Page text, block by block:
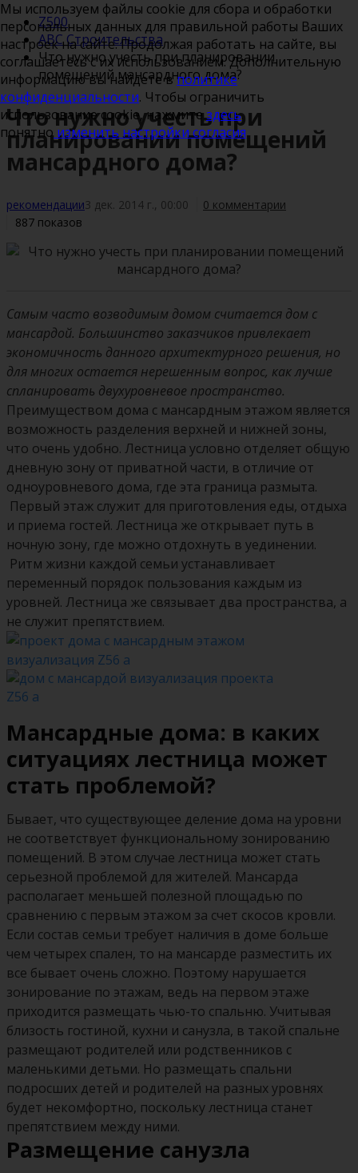
Z500
ABC Строительства
Что нужно учесть при планировании
помещений мансардного дома?
Что нужно учесть при
планировании помещений
мансардного дома?
рекомендации3 дек. 2014 г., 00:00
0 комментарии
887 показов
Самым часто возводимым домом считается дом с
мансардой. Большинство заказчиков привлекает
экономичность данного архитектурного решения, но
для многих остается нерешенным вопрос, как лучше
спланировать двухуровневое пространство.
Преимуществом дома с мансардным этажом является
возможность разделения верхней и нижней зоны,
что очень удобно. Лестница условно отделяет общую
дневную зону от приватной части, в отличие от
одноуровневого дома, где эта граница размыта.
Первый этаж служит для приготовления еды, отдыха
и приема гостей. Лестница же открывает путь в
ночную зону, где можно отдохнуть в уединении.
Ритм жизни каждой семьи устанавливает
переменный порядок пользования каждым из
уровней. Лестница же связывает два пространства, а
не служит препятствием.
Мансардные дома: в каких
ситуациях лестница может
стать проблемой?
Бывает, что существующее деление дома на уровни
не соответствует функциональному зонированию
помещений. В этом случае лестница может стать
серьезной проблемой для жителей. Мансарда
располагает меньшей полезной площадью по
сравнению с первым этажом за счет скосов кровли.
Если состав семьи требует наличия в доме больше
чем четырех спален, то на мансарде разместить их
все бывает очень сложно. Поэтому нарушается
зонирование по этажам, ведь на первом этаже
приходится размещать чью-то спальню. Учитывая
близость гостиной, кухни и санузла, в такой спальне
размещают родителей или родственников с
маленькими детьми. Но размещать спальни
подросших детей и родителей на разных уровнях
будет некомфортно, поскольку лестница станет
препятствием между ними.
Размещение санузла
Мы используем файлы cookie для сбора и обработки
персональных данных для правильной работы Ваших
настроек на сайте. Продолжая работать на сайте, вы
соглашаетесь с их использованием. Дополнительную
информацию вы найдете вполитике
конфиденциальности. Чтобы ограничить
использование cookie, нажмитездесь.
понятно изменить настройки согласия